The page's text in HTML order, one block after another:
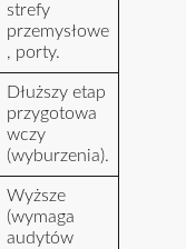
strefy
przemysłowe
, porty.
Dłuższy etap
przygotowa
wczy
(wyburzenia).
Wyższe
(wymaga
audytów